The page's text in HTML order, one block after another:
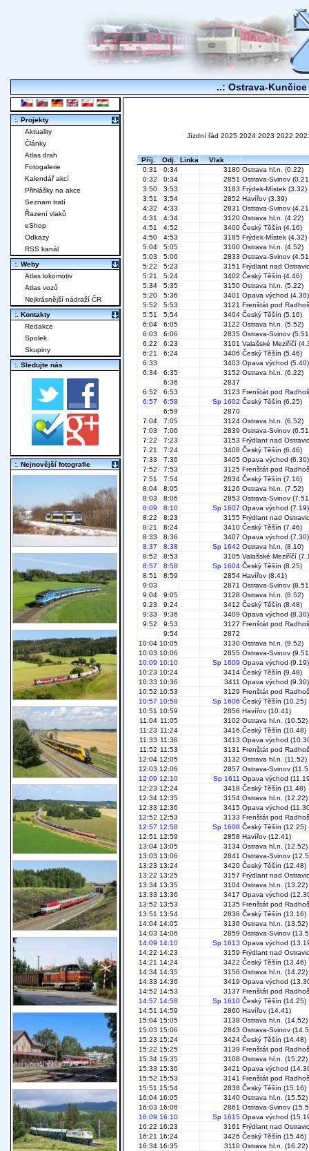
..: Ostrava-
Jízdní řád 2025 2024 2023 2022
Příj. Odj. Linka
Vlak
0:31
0:34 3180 Ostrava hl.n. (0.22)
0:32
0:34 2851 Ostrava-Svinov
3:50
3:53 3183 Frýdek-Místek (3.32)
3:51
3:54 2852 Havířov (3.39)
4:32
4:33 2831 Ostrava-Svinov
4:31
4:34 3120 Ostrava hl.n. (4.22)
4:51
4:52 3400 Český Těšín (4.16)
4:50
4:53 3185 Frýdek-Místek (4.32)
5:04
5:05 3100 Ostrava hl.n. (4.52)
5:03
5:06 2833 Ostrava-Svinov
5:22
5:23 3151 Frýdlant nad
5:21
5:24 3402 Český Těšín (4.46)
5:34
5:35 3150 Ostrava hl.n. (5.22)
5:20
5:36 3401 Opava východ (4.30)
5:52
5:53 3121 Frenštát pod
5:51
5:54 3404 Český Těšín (5.16)
6:04
6:05 3122 Ostrava hl.n. (5.52)
6:03
6:06 2835 Ostrava-Svinov
6:22
6:23 3101 Valašské Meziříčí
6:21
6:24 3406 Český Těšín (5.46)
6:33
3403 Opava východ (5.40)
6:34
6:35 3152 Ostrava hl.n. (6.22)
6:36
2837
6:52
6:53 3123 Frenštát pod
6:57
6:58 Sp 1602 Český Těšín (6.25)
6:59
2870
7:04
7:05 3124 Ostrava hl.n. (6.52)
7:03
7:06 2839 Ostrava-Svinov
7:22
7:23 3153 Frýdlant nad
7:21
7:24 3408 Český Těšín (6.46)
7:33
7:36 3405 Opava východ (6.30)
7:52
7:53 3125 Frenštát pod
7:51
7:54 2834 Český Těšín (7.16)
8:04
8:05 3126 Ostrava hl.n. (7.52)
8:03
8:06 2853 Ostrava-Svinov
8:09
8:10 Sp 1607 Opava východ (7.19)
8:22
8:23 3155 Frýdlant nad
8:21
8:24 3410 Český Těšín (7.46)
8:33
8:36 3407 Opava východ (7.30)
8:37
8:38 Sp 1642 Ostrava hl.n. (8.10)
8:52
8:53 3105 Valašské Meziříčí
8:57
8:58 Sp 1604 Český Těšín (8.25)
8:51
8:59 2854 Havířov (8.41)
9:03
2871 Ostrava-Svinov
9:04
9:05 3128 Ostrava hl.n. (8.52)
9:23
9:24 3412 Český Těšín (8.48)
9:33
9:36 3409 Opava východ (8.30)
9:52
9:53 3127 Frenštát pod
9:54
2872
10:04 10:05 3130 Ostrava hl.n. (9.52)
10:03 10:06 2855 Ostrava-Svinov
10:09 10:10 Sp 1609 Opava východ (9.19)
10:23 10:24 3414 Český Těšín (9.48)
10:33 10:36 3411 Opava východ (9.30)
10:52 10:53 3129 Frenštát pod
10:57 10:58 Sp 1606 Český Těšín (10.25)
10:51 10:59 2856 Havířov (10.41)
11:04 11:05 3102 Ostrava hl.n. (10.52)
11:23 11:24 3416 Český Těšín (10.48)
11:33 11:36 3413 Opava východ
11:52 11:53 3131 Frenštát pod
12:04 12:05 3132 Ostrava hl.n. (11.52)
12:03 12:06 2857 Ostrava-Svinov
12:09 12:10 Sp 1611 Opava východ
12:23 12:24 3418 Český Těšín (11.48)
12:34 12:35 3154 Ostrava hl.n. (12.22)
12:33 12:36 3415 Opava východ
12:52 12:53 3133 Frenštát pod
12:57 12:58 Sp 1608 Český Těšín (12.25)
12:51 12:59 2858 Havířov (12.41)
13:04 13:05 3134 Ostrava hl.n. (12.52)
13:03 13:06 2841 Ostrava-Svinov
13:23 13:24 3420 Český Těšín (12.48)
13:22 13:25 3157 Frýdlant nad
13:34 13:35 3104 Ostrava hl.n. (13.22)
13:33 13:36 3417 Opava východ
13:52 13:53 3135 Frenštát pod
13:51 13:54 2836 Český Těšín (13.16)
14:04 14:05 3136 Ostrava hl.n. (13.52)
14:03 14:06 2859 Ostrava-Svinov
14:09 14:10 Sp 1613 Opava východ
14:22 14:23 3159 Frýdlant nad
14:21 14:24 3422 Český Těšín (13.46)
14:34 14:35 3156 Ostrava hl.n. (14.22)
14:33 14:36 3419 Opava východ
14:52 14:53 3137 Frenštát pod
14:57 14:58 Sp 1610 Český Těšín (14.25)
14:51 14:59 2860 Havířov (14.41)
15:04 15:05 3138 Ostrava hl.n. (14.52)
15:03 15:06 2843 Ostrava-Svinov
15:23 15:24 3424 Český Těšín (14.48)
15:22 15:25 3139 Frenštát pod
15:34 15:35 3108 Ostrava hl.n. (15.22)
15:33 15:36 3421 Opava východ
15:52 15:53 3141 Frenštát pod
15:51 15:54 2838 Český Těšín (15.16)
16:04 16:05 3140 Ostrava hl.n. (15.52)
16:03 16:06 2861 Ostrava-Svinov
16:09 16:10 Sp 1615 Opava východ
16:22 16:23 3161 Frýdlant nad
16:21 16:24 3426 Český Těšín (15.46)
16:34 16:35 3110 Ostrava hl.n. (16.22)
:. Projekty
Aktuality
Články
Atlas drah
Fotogalerie
Kalendář akcí
Přihlášky na akce
Seznam tratí
Řazení vlaků
eShop
Odkazy
RSS kanál
:. Weby
Atlas lokomotiv
Atlas vozů
Nejkrásnější nádraží ČR
:. Kontakty
Redakce
Spolek
Skupiny
:. Sledujte nás
:. Nejnovější fotografie